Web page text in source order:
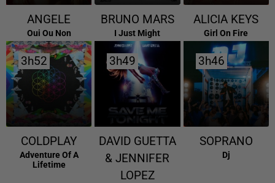
ANGELE
Oui Ou Non
BRUNO MARS
I Just Might
ALICIA KEYS
Girl On Fire
3h52
3h52
COLDPLAY
Adventure Of A
Lifetime
3h49
3h49
DAVID GUETTA
& JENNIFER
LOPEZ
3h46
3h46
SOPRANO
Dj